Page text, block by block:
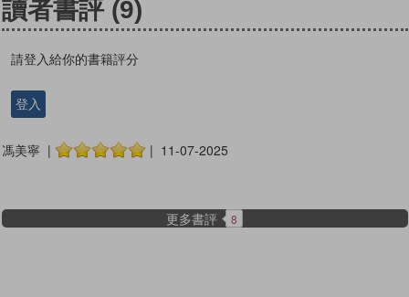
讀者書評 (9)
請登入給你的書籍評分
登入
馮美寧 | | 11-07-2025
更多書評 8